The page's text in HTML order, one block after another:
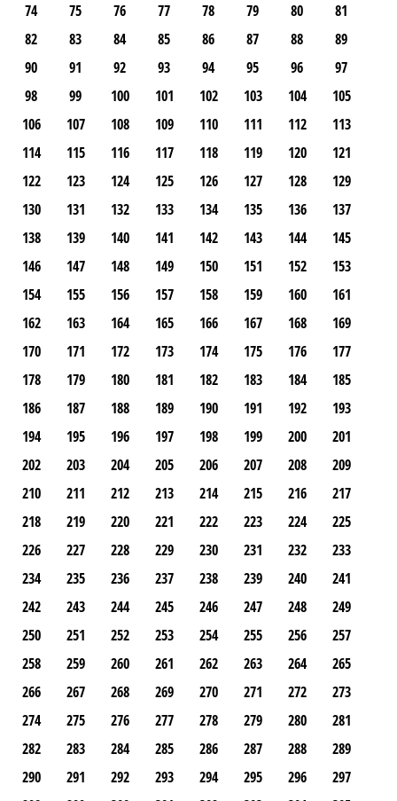
74
75 76 77 78 79 80
81
82
83 84 85 86 87 88
89
90
91 92 93 94 95 96
97
98
99 100 101 102 103 104
105
106
107 108 109 110 111 112
113
114
115 116 117 118 119 120
121
122
123 124 125 126 127 128
129
130
131 132 133 134 135 136
137
138
139 140 141 142 143 144
145
146
147 148 149 150 151 152
153
154
155 156 157 158 159 160
161
162
163 164 165 166 167 168
169
170
171 172 173 174 175 176
177
178
179 180 181 182 183 184
185
186
187 188 189 190 191 192
193
194
195 196 197 198 199 200
201
202
203 204 205 206 207 208
209
210
211 212 213 214 215 216
217
218
219 220 221 222 223 224
225
226
227 228 229 230 231 232
233
234
235 236 237 238 239 240
241
242
243 244 245 246 247 248
249
250
251 252 253 254 255 256
257
258
259 260 261 262 263 264
265
266
267 268 269 270 271 272
273
274
275 276 277 278 279 280
281
282
283 284 285 286 287 288
289
290
291 292 293 294 295 296
297